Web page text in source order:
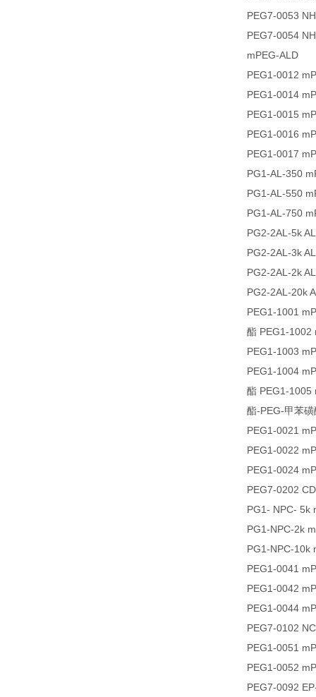
PEG7-0053
PEG7-0054
mPEG-ALD
PEG1-0012
PEG1-0014
PEG1-0015
PEG1-0016
PEG1-0017
PG1-AL-350
PG1-AL-550
PG1-AL-750
PG2-2AL-5k
PG2-2AL-3k
PG2-2AL-2k
PG2-2AL-20k
PEG1-1001
酯 PEG1-1002
PEG1-1003
PEG1-1004
酯 PEG1-1005
酯-PEG-甲苯磺
PEG1-0021
PEG1-0022
PEG1-0024
PEG7-0202
PG1- NPC- 5k
PG1-NPC-2k
PG1-NPC-10k
PEG1-0041
PEG1-0042
PEG1-0044
PEG7-0102
PEG1-0051
PEG1-0052
PEG7-0092